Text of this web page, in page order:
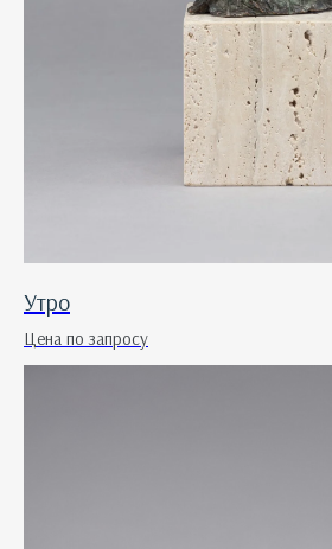
Утро
Цена по запросу